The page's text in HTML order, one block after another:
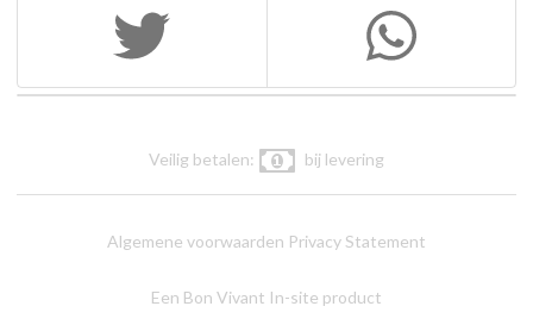
Veilig betalen: bij levering
Algemene voorwaarden Privacy Statement
Een Bon Vivant In-site product